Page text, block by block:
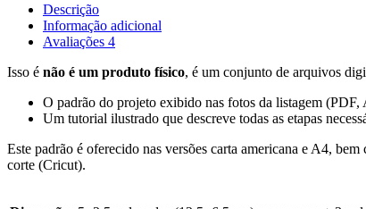
Descrição
Informação adicional
Avaliações 4
Isso é não é um produto físico, é um conjunto de arquivos
O padrão do projeto exibido nas fotos da listagem
Um tutorial ilustrado que descreve todas as etapas
Este padrão é oferecido nas versões carta americana e A4,
corte (Cricut).